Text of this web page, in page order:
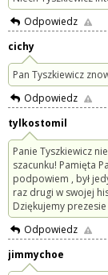
Odpowiedz
cichy
Pan Tyszkiewicz
Odpowiedz
tylkostomil
Panie Tyszkiewicz
szacunku! Pamięta
podpowiem , był
raz drugi w swojej
Dziękujemy
Odpowiedz
jimmychoe